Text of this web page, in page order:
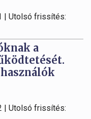
| Utolsó frissítés:
a
| Utolsó frissítés: